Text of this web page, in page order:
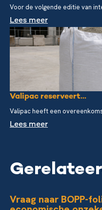
Voor de volgende editie van
Lees meer
Valipac reserveert...
Valipac heeft een
Lees meer
Vraag naar BOPP-